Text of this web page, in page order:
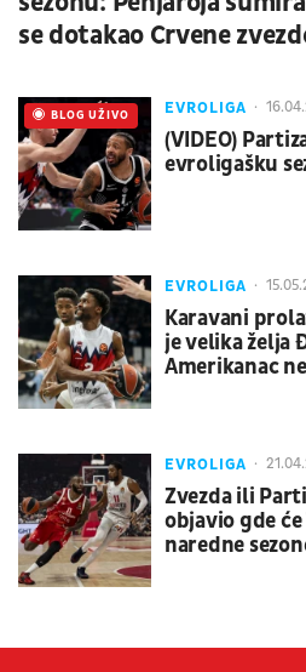
se dotakao Crvene
EVROLIGA
(VIDEO)
evroligašku
UŽIVO
BLOG UŽIVO
EVROLIGA
Karavani
je velika želja
Amerikanac
EVROLIGA
Zvezda ili
objavio gde
naredne